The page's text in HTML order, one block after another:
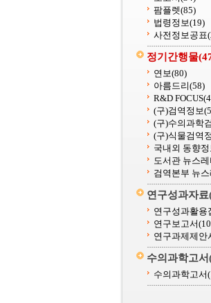
팜플렛(85)
법령정보(19)
사전정보공표
정기간행물
연보(80)
아름드리(58)
R&D FOCUS
(구)검역정보
(구)수의과학
(구)식물검역
국내외 동향정
도서관 뉴스레
검역본부 뉴스
연구성과자료
연구성과활용
연구보고서
연구과제제안
수의과학고서
수의과학고서